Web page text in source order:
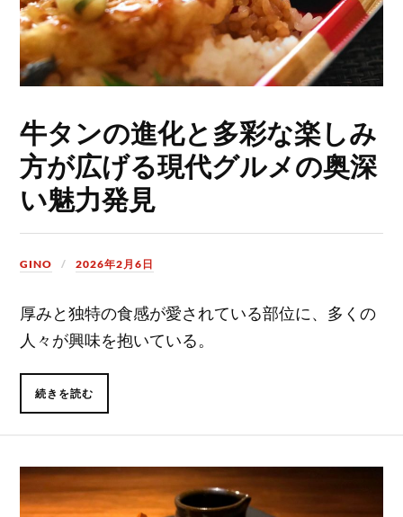
牛タンの進化と多彩な楽しみ
方が広げる現代グルメの奥深
い魅力発見
GINO 2026年2月6日
厚みと独特の食感が愛されている部位に、多くの
人々が興味を抱いている。
続きを読む